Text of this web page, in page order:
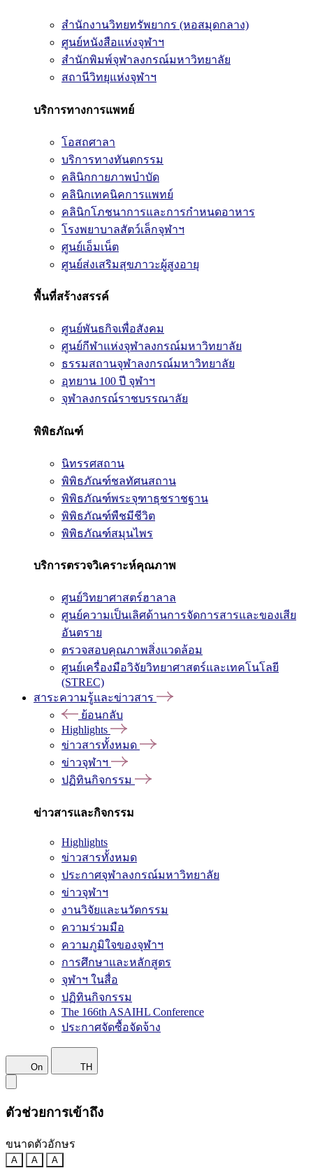
สำนักงานวิทยทรัพยากร (หอสมุดกลาง)
ศูนย์หนังสือแห่งจุฬาฯ
สำนักพิมพ์จุฬาลงกรณ์มหาวิทยาลัย
สถานีวิทยุแห่งจุฬาฯ
บริการทางการแพทย์
โอสถศาลา
บริการทางทันตกรรม
คลินิกกายภาพบำบัด
คลินิกเทคนิคการแพทย์
คลินิกโภชนาการและการกำหนดอาหาร
โรงพยาบาลสัตว์เล็กจุฬาฯ
ศูนย์เอ็มเน็ต
ศูนย์ส่งเสริมสุขภาวะผู้สูงอายุ
พื้นที่สร้างสรรค์
ศูนย์พันธกิจเพื่อสังคม
ศูนย์กีฬาแห่งจุฬาลงกรณ์มหาวิทยาลัย
ธรรมสถานจุฬาลงกรณ์มหาวิทยาลัย
อุทยาน 100 ปี จุฬาฯ
จุฬาลงกรณ์ราชบรรณาลัย
พิพิธภัณฑ์
นิทรรศสถาน
พิพิธภัณฑ์ชลทัศนสถาน
พิพิธภัณฑ์พระจุฑาธุชราชฐาน
พิพิธภัณฑ์พืชมีชีวิต
พิพิธภัณฑ์สมุนไพร
บริการตรวจวิเคราะห์คุณภาพ
ศูนย์วิทยาศาสตร์ฮาลาล
ศูนย์ความเป็นเลิศด้านการจัดการสารและของเสีย
อันตราย
ตรวจสอบคุณภาพสิ่งแวดล้อม
ศูนย์เครื่องมือวิจัยวิทยาศาสตร์และเทคโนโลยี
(STREC)
สาระความรู้และข่าวสาร
ย้อนกลับ
Highlights
ข่าวสารทั้งหมด
ข่าวจุฬาฯ
ปฏิทินกิจกรรม
ข่าวสารและกิจกรรม
Highlights
ข่าวสารทั้งหมด
ประกาศจุฬาลงกรณ์มหาวิทยาลัย
ข่าวจุฬาฯ
งานวิจัยและนวัตกรรม
ความร่วมมือ
ความภูมิใจของจุฬาฯ
การศึกษาและหลักสูตร
จุฬาฯ ในสื่อ
ปฏิทินกิจกรรม
The 166th ASAIHL Conference
ประกาศจัดซื้อจัดจ้าง
On TH
ตัวช่วยการเข้าถึง
ขนาดตัวอักษร
A A A